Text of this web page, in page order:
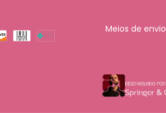
Meios de envio